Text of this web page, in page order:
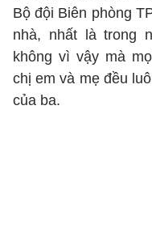
Bộ đội Biên phòng
nhà, nhất là trong
không vì vậy mà
chị em và mẹ đều
của ba.